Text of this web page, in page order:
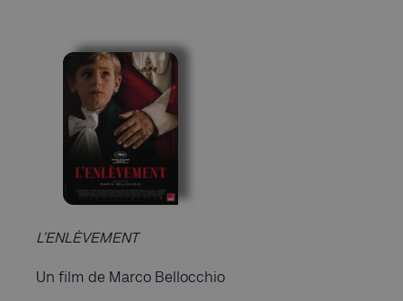
L’ENLÈVEMENT
Un film de Marco Bellocchio